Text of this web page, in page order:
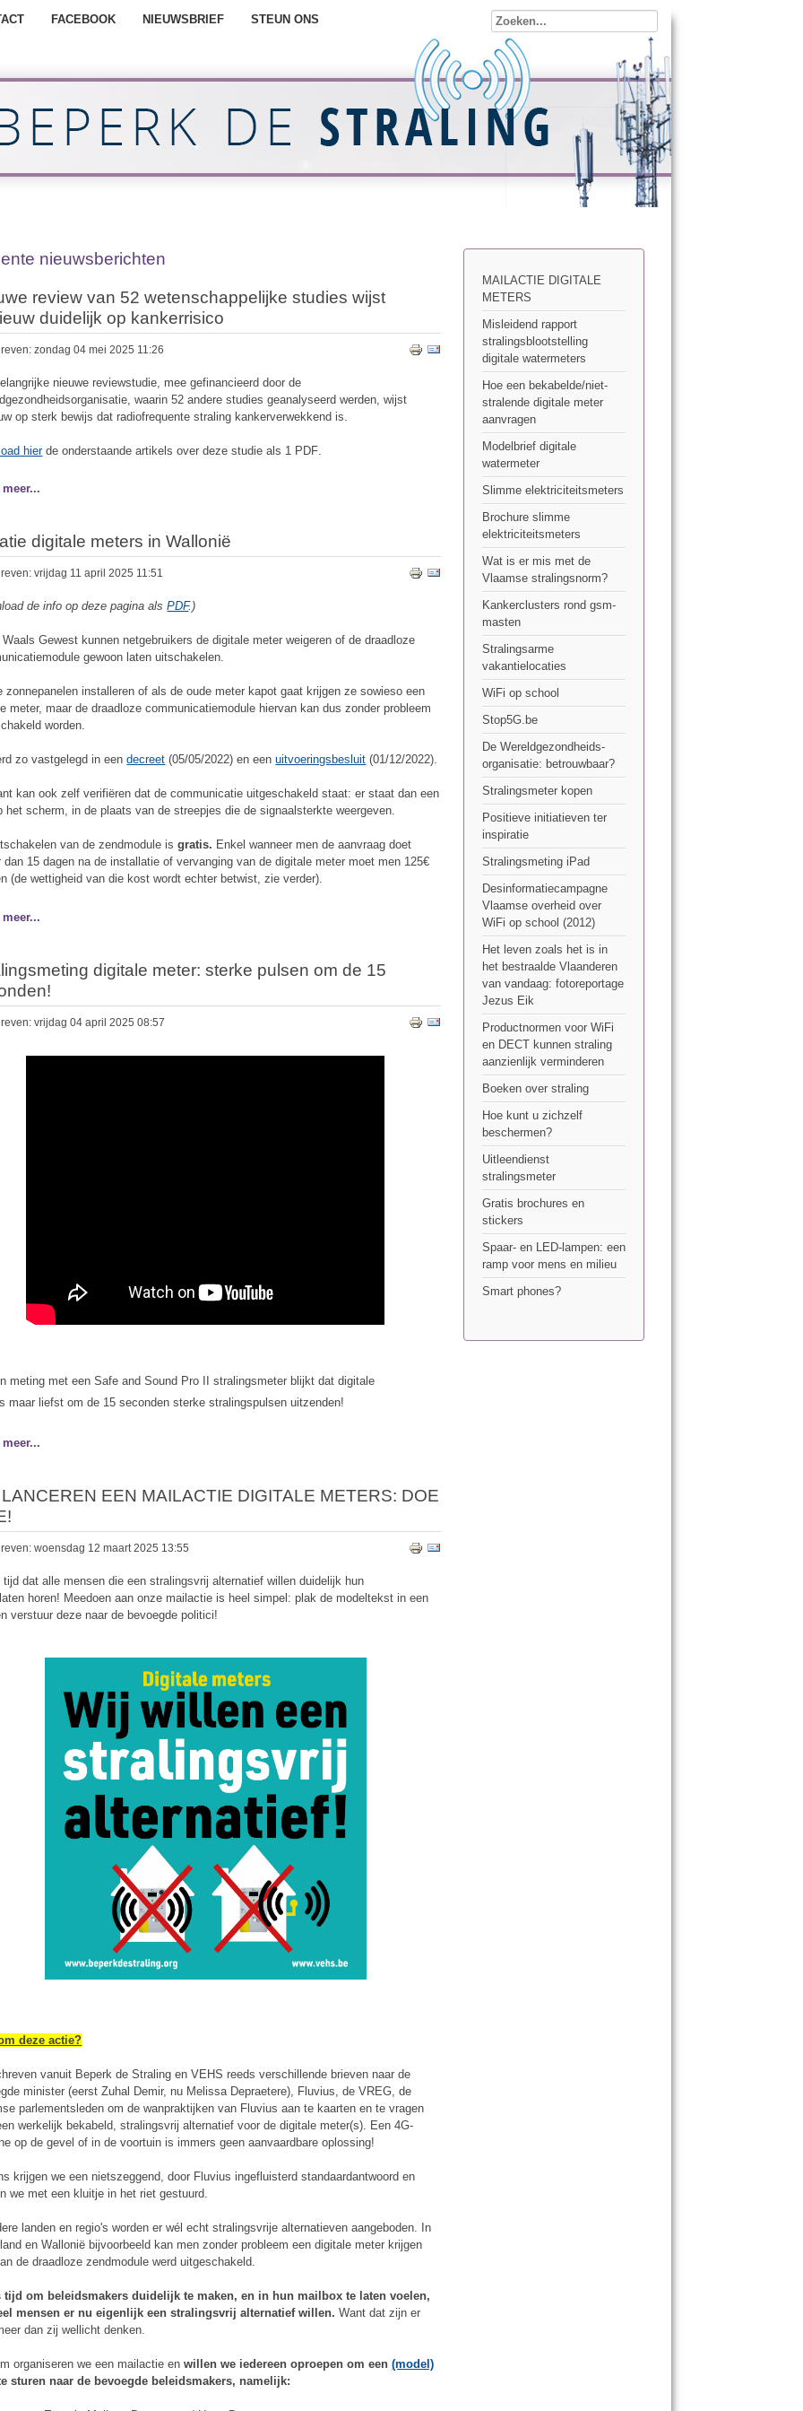
FACEBOOK NIEUWSBRIEF STEUN ONS
nieuwsberichten
review van 52 wetenschappelijke studies wijst
duidelijk op kankerrisico
zondag 04 mei 2025 11:26
nieuwe reviewstudie, mee gefinancieerd door de
waarin 52 andere studies geanalyseerd werden, wijst
op sterk bewijs dat radiofrequente straling kankerverwekkend is.
hierde onderstaande artikels over deze studie als 1 PDF
digitale meters in Wallonië
vrijdag 11 april 2025 11:51
de info op deze pagina alsPDF.)
Gewest kunnen netgebruikers de digitale meter weigeren of de draadloze
gewoon laten uitschakelen.
zonnepanelen installeren of als de oude meter kapot gaat krijgen ze sowieso een
meter, maar de draadloze communicatiemodule hiervan kan dus zonder probleem
worden.
zo vastgelegd in eendecreet (05/05/2022) en eenuitvoeringsbesluit (01/12/2022).
kan ook zelf verifiëren dat de communicatie uitgeschakeld staat: er staat dan een
het scherm, in de plaats van de streepjes die de signaalsterkte weergeven.
van de zendmodule isgratis. Enkel wanneer men de aanvraag doet
dan 15 dagen na de installatie of vervanging van de digitale meter moet men 125€
(de wettigheid van die kost wordt echter betwist, zie verder).
digitale meter: sterke pulsen om de 15
vrijdag 04 april 2025 08:57
meting met een Safe and Sound Pro II stralingsmeter blijkt dat digitale
maar liefst om de 15 seconden sterke stralingspulsen uitzenden!
EEN MAILACTIE DIGITALE METERS: DOE
woensdag 12 maart 2025 13:55
tijd dat alle mensen die een stralingsvrij alternatief willen duidelijk hun
horen! Meedoen aan onze mailactie is heel simpel: plak de modeltekst in een
verstuur deze naar de bevoegde politici!
deze actie?
vanuit Beperk de Straling en VEHS reeds verschillende brieven naar de
minister (eerst Zuhal Demir, nu Melissa Depraetere), Fluvius, de VREG, de
parlementsleden om de wanpraktijken van Fluvius aan te kaarten en te vragen
werkelijk bekabeld, stralingsvrij alternatief voor de digitale meter(s).
Een 4G-
op de gevel of in de voortuin is immers geen aanvaardbare oplossing!
krijgen we een nietszeggend, door Fluvius ingefluisterd standaardantwoord en
we met een kluitje in het riet gestuurd.
landen en regio's worden er wél echt stralingsvrije alternatieven aangeboden. In
en Wallonië bijvoorbeeld kan men zonder probleem een digitale meter krijgen
de draadloze zendmodule werd uitgeschakeld.
tijd om beleidsmakers duidelijk te maken, en in hun mailbox te laten voelen,
mensen er nu eigenlijk een stralingsvrij alternatief willen. Want dat zijn er
dan zij wellicht denken.
organiseren we een mailactie en willen we iedereen oproepen om een(model)
sturen naar de bevoegde beleidsmakers, namelijk:
MAILACTIE DIGITALE
METERS
Misleidend rapport
stralingsblootstelling
digitale watermeters
Hoe een bekabelde/niet-
stralende digitale meter
aanvragen
Modelbrief digitale
watermeter
Slimme elektriciteitsmeters
Brochure slimme
elektriciteitsmeters
Wat is er mis met de
Vlaamse stralingsnorm?
Kankerclusters rond gsm-
masten
Stralingsarme
vakantielocaties
WiFi op school
Stop5G.be
De Wereldgezondheids-
organisatie: betrouwbaar?
Stralingsmeter kopen
Positieve initiatieven ter
inspiratie
Stralingsmeting iPad
Desinformatiecampagne
Vlaamse overheid over
WiFi op school (2012)
Het leven zoals het is in
het bestraalde Vlaanderen
van vandaag: fotoreportage
Jezus Eik
Productnormen voor WiFi
en DECT kunnen straling
aanzienlijk verminderen
Boeken over straling
Hoe kunt u zichzelf
beschermen?
Uitleendienst
stralingsmeter
Gratis brochures en
stickers
Spaar- en LED-lampen: een
ramp voor mens en milieu
Smart phones?